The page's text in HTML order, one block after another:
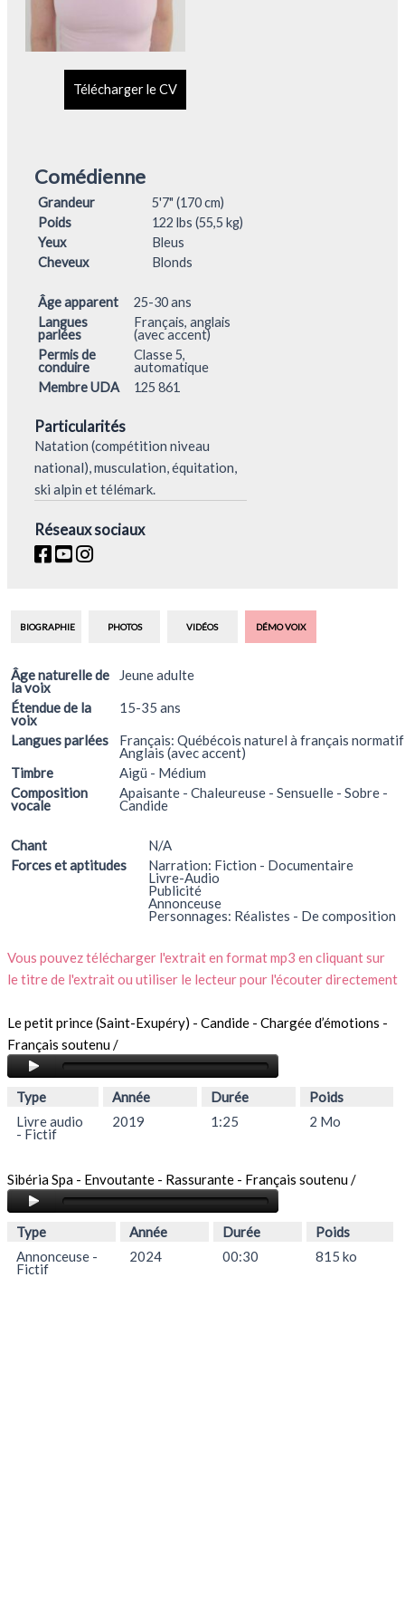
Comédienne
Télécharger le CV
Grandeur
5'7" (170 cm)
Poids
122 lbs (55,5 kg)
Yeux
Bleus
Cheveux
Blonds
Âge apparent
25-30 ans
Langues
parlées
Français, anglais
(avec accent)
Permis de
conduire
Classe 5,
automatique
Membre UDA
125 861
Particularités
Natation (compétition niveau
national), musculation, équitation,
ski alpin et télémark.
Réseaux sociaux
BIOGRAPHIE PHOTOS VIDÉOS DÉMO VOIX
Âge naturelle de
la voix
Jeune adulte
Étendue de la
voix
15-35 ans
Langues parlées
Français: Québécois naturel à français
Anglais (avec accent)
Timbre
Aigü - Médium
Composition
vocale
Apaisante - Chaleureuse - Sensuelle - Sobre -
Candide
Chant
N/A
Forces et aptitudes
Narration: Fiction - Documentaire
Livre-Audio
Publicité
Annonceuse
Personnages: Réalistes - De composition
Vous pouvez télécharger l'extrait en format mp3 en cliquant sur
le titre de l'extrait ou utiliser le lecteur pour l'écouter directement
Le petit prince (Saint-Exupéry) - Candide - Chargée d’émotions -
Français soutenu /
Type Année Durée
Poids
Livre audio
- Fictif
2019 1:25 2 Mo
Sibéria Spa - Envoutante - Rassurante - Français soutenu /
Type Année Durée
Poids
Annonceuse -
Fictif
2024 00:30 815 ko